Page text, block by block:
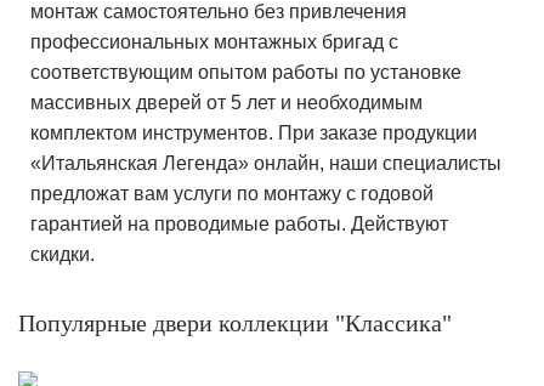
монтаж самостоятельно без привлечения
профессиональных монтажных бригад с
соответствующим опытом работы по установке
массивных дверей от 5 лет и необходимым
комплектом инструментов. При заказе продукции
«Итальянская Легенда» онлайн, наши специалисты
предложат вам услуги по монтажу с годовой
гарантией на проводимые работы. Действуют
скидки.
Популярные двери коллекции "Классика"